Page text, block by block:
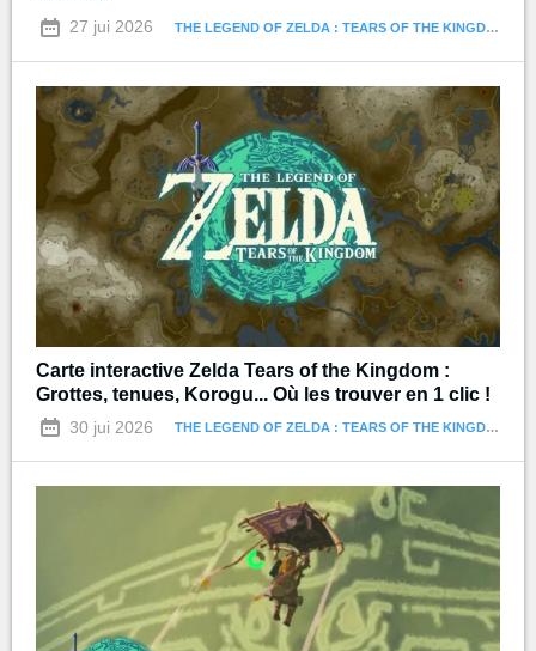
27 jui 2026 THE LEGEND OF ZELDA : TEARS OF THE KINGDOM
Carte interactive Zelda Tears of the Kingdom :
Grottes, tenues, Korogu... Où les trouver en 1 clic !
30 jui 2026 THE LEGEND OF ZELDA : TEARS OF THE KINGDOM